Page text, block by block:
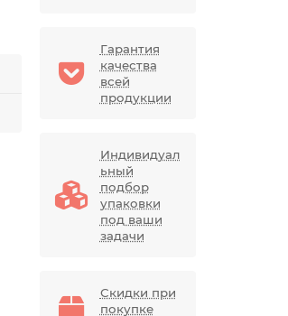
Гарантия
качества
всей
продукции
Индивидуал
ьный
подбор
упаковки
под ваши
задачи
Скидки при
покупке